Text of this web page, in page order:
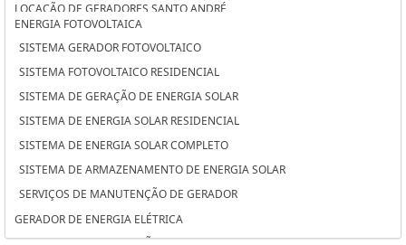
LOCAÇÃO DE GERADORES SANTO ANDRÉ
LOCAÇÃO DE GERADORES PARA CASAMENTO SÃO JOSÉ DOS CAMPOS
LOCAÇÃO DE GERADORES DE ENERGIA SOROCABA
LOCAÇÃO DE GERADORES DE ENERGIA A DIESEL SANTO ANDRÉ
LOCAÇÃO DE GERADORES DE ENERGIA A DIESEL CAMPINAS
ENERGIA FOTOVOLTAICA
SISTEMA GERADOR FOTOVOLTAICO
SISTEMA FOTOVOLTAICO RESIDENCIAL
SISTEMA DE GERAÇÃO DE ENERGIA SOLAR
SISTEMA DE ENERGIA SOLAR RESIDENCIAL
SISTEMA DE ENERGIA SOLAR COMPLETO
SISTEMA DE ARMAZENAMENTO DE ENERGIA SOLAR
SERVIÇOS DE MANUTENÇÃO DE GERADOR
GERADOR DE ENERGIA ELÉTRICA